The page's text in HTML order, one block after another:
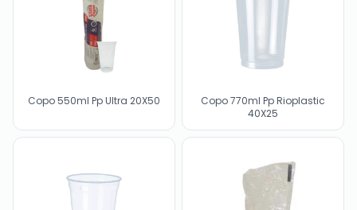
Copo 550ml Pp Ultra 20X50
Copo 770ml Pp Rioplastic
40X25